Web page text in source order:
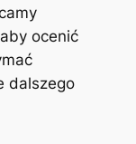
ocenić
dalszego